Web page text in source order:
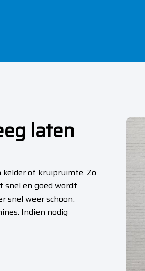
laten
of kruipruimte. Zo
snel en goed wordt
snel weer schoon.
Indien nodig